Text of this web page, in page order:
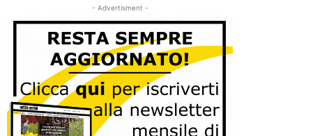
- Advertisment -